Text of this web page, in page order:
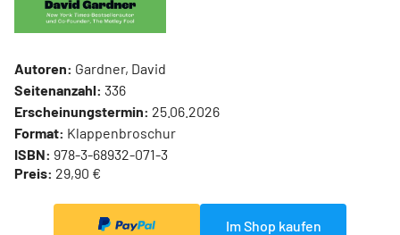
Autoren: Gardner, David
Seitenanzahl: 336
Erscheinungstermin: 25.06.2026
Format: Klappenbroschur
ISBN: 978-3-68932-071-3
Preis: 29,90 €
Im Shop kaufen